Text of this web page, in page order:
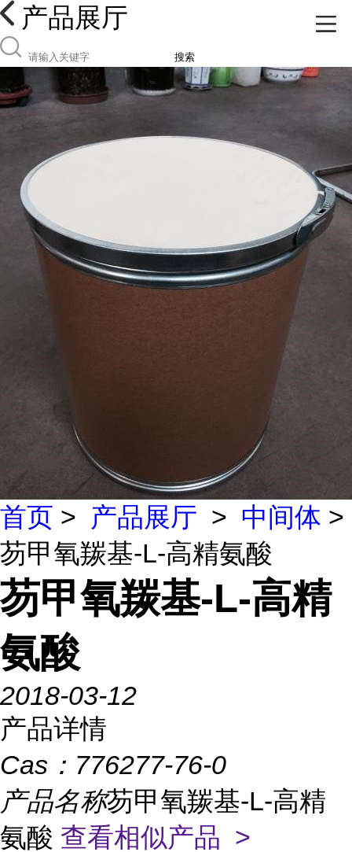
产品展厅
搜索
首页 > 产品展厅 > 中间体 >
芴甲氧羰基-L-高精氨酸
芴甲氧羰基-L-高精
氨酸
2018-03-12
产品详情
Cas： 776277-76-0
产品名称芴甲氧羰基-L-高精
氨酸 查看相似产品 >